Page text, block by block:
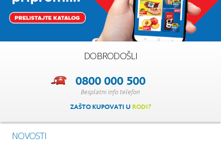
DOBRODOŠLI
0800 000 500
Besplatni info telefon
ZAŠTO KUPOVATI U RODI?
NOVOSTI